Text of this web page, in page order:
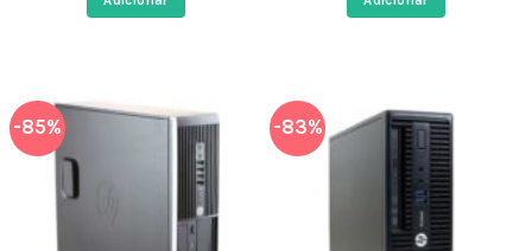
339,00 €.
269,00 €.
-85% -83%